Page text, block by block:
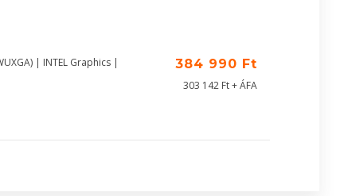
| INTEL Graphics |
384 990 Ft
303 142 Ft + ÁFA